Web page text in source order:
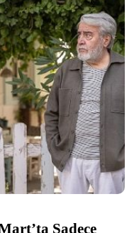
Sadece